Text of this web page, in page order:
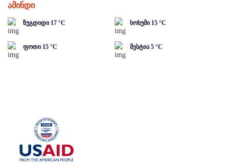
ამინდი
ზუგდიდი 17 °C სოხუმი 15 °C
ფოთი 15 °C მესტია 5 °C